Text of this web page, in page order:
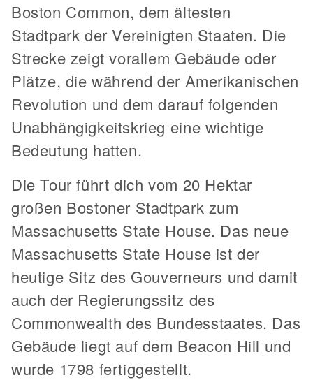
Boston Common, dem ältesten
Stadtpark der Vereinigten Staaten. Die
Strecke zeigt vorallem Gebäude oder
Plätze, die während der Amerikanischen
Revolution und dem darauf folgenden
Unabhängigkeitskrieg eine wichtige
Bedeutung hatten.
Die Tour führt dich vom 20 Hektar
großen Bostoner Stadtpark zum
Massachusetts State House. Das neue
Massachusetts State House ist der
heutige Sitz des Gouverneurs und damit
auch der Regierungssitz des
Commonwealth des Bundesstaates. Das
Gebäude liegt auf dem Beacon Hill und
wurde 1798 fertiggestellt.